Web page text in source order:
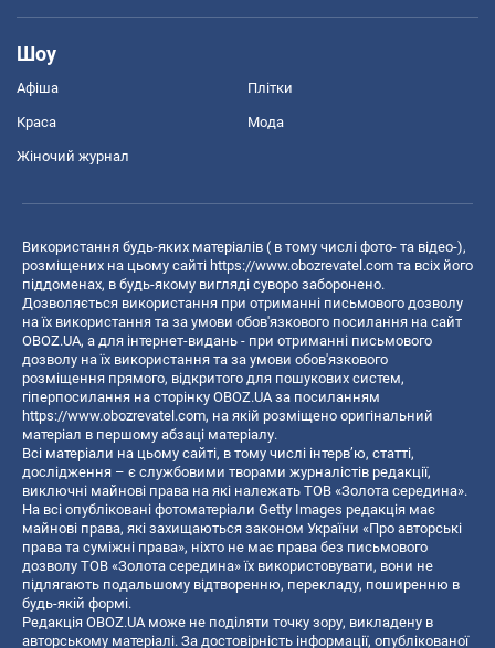
Шоу
Афіша Плітки
Краса Мода
Жіночий журнал
Використання будь-яких матеріалів ( в тому числі фото- та відео-),
розміщених на цьому сайті https://www.obozrevatel.com та всіх його
піддоменах, в будь-якому вигляді суворо заборонено.
Дозволяється використання при отриманні письмового дозволу
на їх використання та за умови обов'язкового посилання на сайт
OBOZ.UA, а для інтернет-видань - при отриманні письмового
дозволу на їх використання та за умови обов'язкового
розміщення прямого, відкритого для пошукових систем,
гіперпосилання на сторінку OBOZ.UA за посиланням
https://www.obozrevatel.com, на якій розміщено оригінальний
матеріал в першому абзаці матеріалу.
Всі матеріали на цьому сайті, в тому числі інтерв’ю, статті,
дослідження – є службовими творами журналістів редакції,
виключні майнові права на які належать ТОВ «Золота середина».
На всі опубліковані фотоматеріали Getty Images редакція має
майнові права, які захищаються законом України «Про авторські
права та суміжні права», ніхто не має права без письмового
дозволу ТОВ «Золота середина» їх використовувати, вони не
підлягають подальшому відтворенню, перекладу, поширенню в
будь-якій формі.
Редакція OBOZ.UA може не поділяти точку зору, викладену в
авторському матеріалі. За достовірність інформації, опублікованої